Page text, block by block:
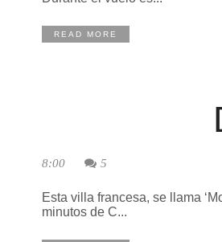
READ MORE
8:00 5
Esta villa francesa, se llama
minutos de C...